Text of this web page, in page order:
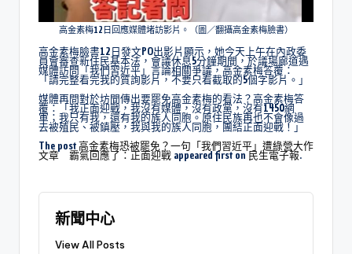
高金素梅12日回應媒體堵訪影片。（圖／翻攝高金素梅臉書）
高金素梅臉書12日發文PO出影片顯示，她今天上午在內政委
員會審查新住民基本法，會議休息5分鐘期間，於議場廊道遇
媒體訪問「我們習近平」言論相關爭議，高金素梅答覆：
「請完整看完我的質詢影片，不要只看截取的5個字影片。」
媒體再問對於坊間傳出要罷免高金素梅的看法？高金素梅答
覆：「我正面迎戰，我沒有媒體，沒有政黨，沒有1450網
軍；我只有我，還有我的族人同胞。原住民族再也不會像過
去被殖民、被鎮壓，我與我的族人同胞，團結正面迎戰！」
The post高金素梅恐被罷免？一句「我們習近平」遭綠營大作
文章 霸氣回應了：正面迎戰 appeared first on民生電子報.
新聞中心
View All Posts